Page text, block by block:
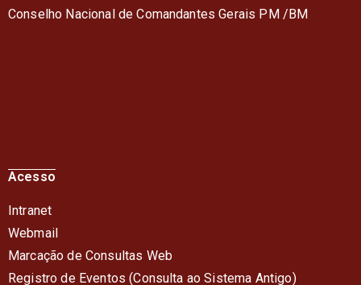
Conselho Nacional de Comandantes Gerais PM /BM
Acesso
Intranet
Webmail
Marcação de Consultas Web
Registro de Eventos (Consulta ao Sistema Antigo)